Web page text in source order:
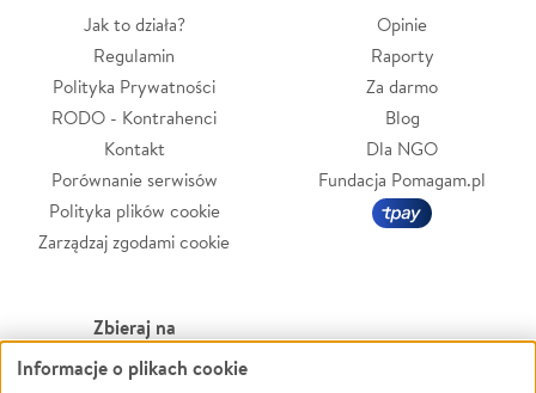
Jak to działa?
Regulamin
Polityka Prywatności
RODO - Kontrahenci
Kontakt
Porównanie serwisów
Polityka plików cookie
Zarządzaj zgodami cookie
Opinie
Raporty
Za darmo
Blog
Dla NGO
Fundacja Pomagam.pl
Zbieraj na
Leczenie
Informacje o plikach cookie